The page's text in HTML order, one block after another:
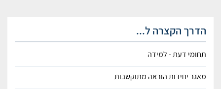
הדרך הקצרה ל...
תחומי דעת - למידה
מאגר יחידות הוראה מתוקשבות